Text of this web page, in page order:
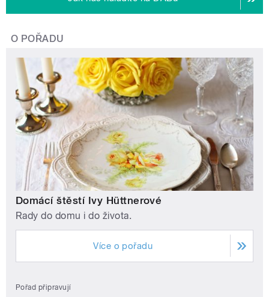
O POŘADU
Domácí štěstí Ivy Hüttnerové
Rady do domu i do života.
Více o pořadu
Pořad připravují